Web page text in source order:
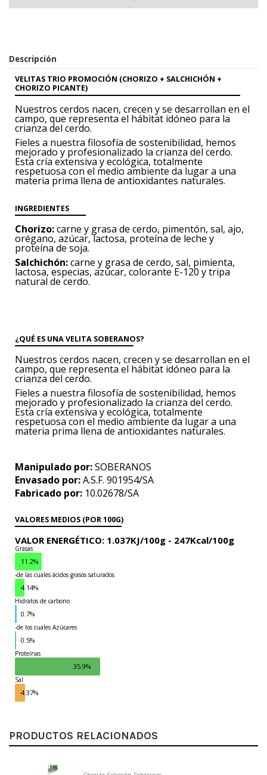
Descripción
VELITAS TRIO PROMOCIÓN (CHORIZO + SALCHICHÓN +
CHORIZO PICANTE)
Nuestros cerdos nacen, crecen y se desarrollan en el
campo, que representa el hábitat idóneo para la
crianza del cerdo.
Fieles a nuestra filosofía de sostenibilidad, hemos
mejorado y profesionalizado la crianza del cerdo.
Esta cría extensiva y ecológica, totalmente
respetuosa con el medio ambiente da lugara una
materia prima llena de antioxidantes naturales.
INGREDIENTES
Chorizo:carne y grasa de cerdo, pimentón, sal, ajo,
orégano, azúcar, lactosa, proteína de leche y
proteína de soja.
Salchichón:carne y grasa de cerdo, sal, pimienta,
lactosa, especias, azúcar, colorante E-120 y tripa
natural de cerdo.
¿QUÉ ES UNA VELITA SOBERANOS?
Nuestros cerdos nacen, crecen y se desarrollan en el
campo, que representa el hábitat idóneo para la
crianza del cerdo.
Fieles a nuestra filosofía de sostenibilidad, hemos
mejorado y profesionalizado la crianza del cerdo.
Esta cría extensiva y ecológica, totalmente
respetuosa con el medio ambiente da lugara una
materia prima llena de antioxidantes naturales.
Manipulado por:SOBERANOS
Envasado por:A.S.F. 901954/SA
Fabricado por: 10.02678/SA
VALORES MEDIOS (POR 100G)
VALOR ENERGÉTICO: 1.037KJ/100g - 247Kcal/100g
Grasas
11.2%
-de las cuales ácidos grasos saturados
4.14%
Hidratos de carbono
0.7%
-de los cuales Azúcares
0.5%
Proteínas
35.9%
Sal
4.37%
PRODUCTOS RELACIONADOS